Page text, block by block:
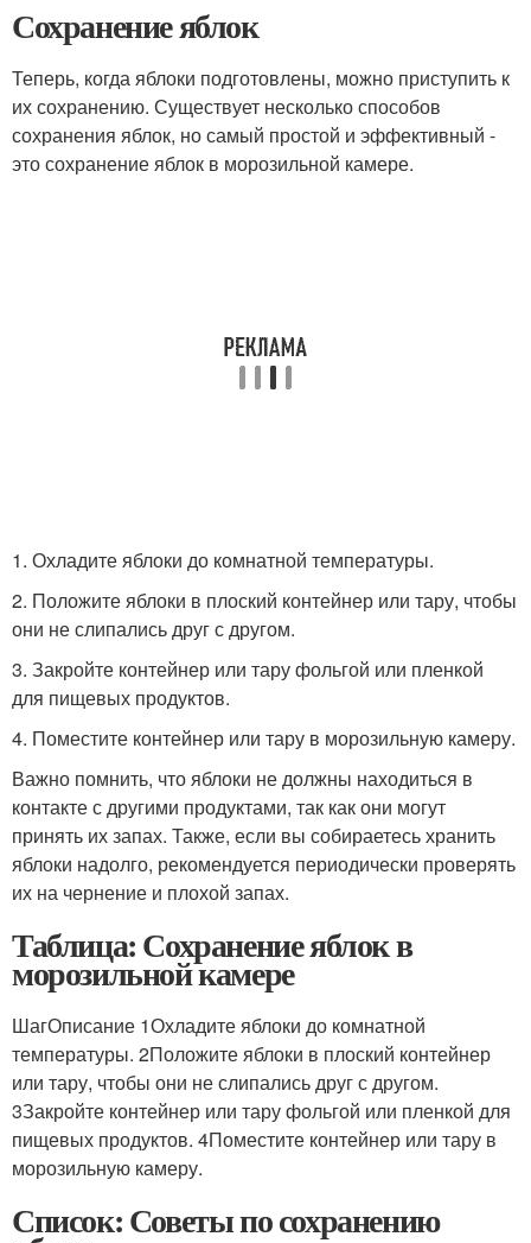
Сохранение яблок
Теперь, когда яблоки подготовлены, можно приступить к
их сохранению. Существует несколько способов
сохранения яблок, но самый простой и эффективный -
это сохранение яблок в морозильной камере.
1. Охладите яблоки до комнатной температуры.
2. Положите яблоки в плоский контейнер или тару, чтобы
они не слипались друг с другом.
3. Закройте контейнер или тару фольгой или пленкой
для пищевых продуктов.
4. Поместите контейнер или тару в морозильную камеру.
Важно помнить, что яблоки не должны находиться в
контакте с другими продуктами, так как они могут
принять их запах. Также, если вы собираетесь хранить
яблоки надолго, рекомендуется периодически проверять
их на чернение и плохой запах.
Таблица: Сохранение яблок в
морозильной камере
ШагОписание 1Охладите яблоки до комнатной
температуры. 2Положите яблоки в плоский контейнер
или тару, чтобы они не слипались друг с другом.
3Закройте контейнер или тару фольгой или пленкой для
пищевых продуктов. 4Поместите контейнер или тару в
морозильную камеру.
Список: Советы по сохранению